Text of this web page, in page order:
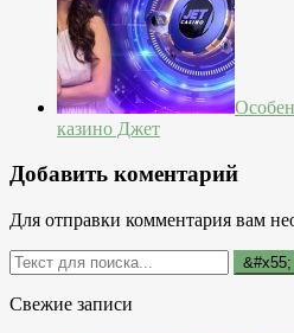
казино Джет
Добавить коментарий
Для отправки комментария вам
Свежие записи